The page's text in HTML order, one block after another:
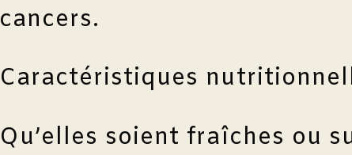
cancers.
Caractéristiques
Qu’elles soient fraîches ou